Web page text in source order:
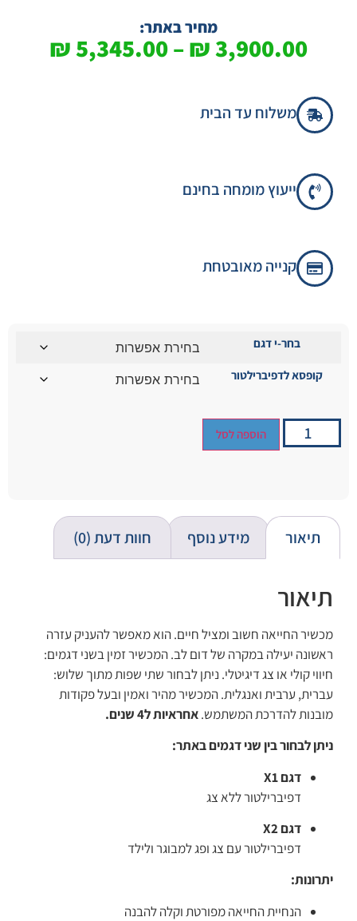
מחיר באתר:
3,900.00
₪
–
5,345.00
₪
משלוח עד הבית
ייעוץ מומחה בחינם
קנייה מאובטחת
בחר-י דגם
קופסא לדפיברילטור
הוספה לסל
תיאור מידע נוסף חוות דעת (0)
תיאור
מכשיר החייאה חשוב ומציל חיים. הוא מאפשר להעניק עזרה
ראשונה יעילה במקרה של דום לב. המכשיר זמין בשני דגמים:
חיווי קולי או צג דיגיטלי. ניתן לבחור שתי שפות מתוך שלוש:
עברית, ערבית ואנגלית. המכשיר מהיר ואמין ובעל פקודות
מובנות להדרכת המשתמש.אחראיות ל4 שנים.
ניתן לבחור בין שני דגמים באתר:
דגם X1
דפיברילטור ללא צג
דגם X2
דפיברילטור עם צג ופג למבוגר ולילד
יתרונות:
הנחיית החייאה מפורטת וקלה להבנה